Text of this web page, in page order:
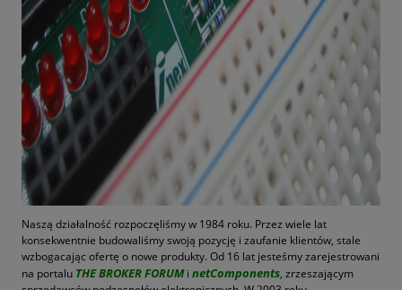
Naszą działalność rozpoczęliśmy w 1984 roku. Przez wiele lat
konsekwentnie budowaliśmy swoją pozycję i zaufanie klientów, stale
wzbogacając ofertę o nowe produkty. Od 16 lat jesteśmy zarejestrowani
na portalu THE BROKER FORUMi netComponents, zrzeszającym